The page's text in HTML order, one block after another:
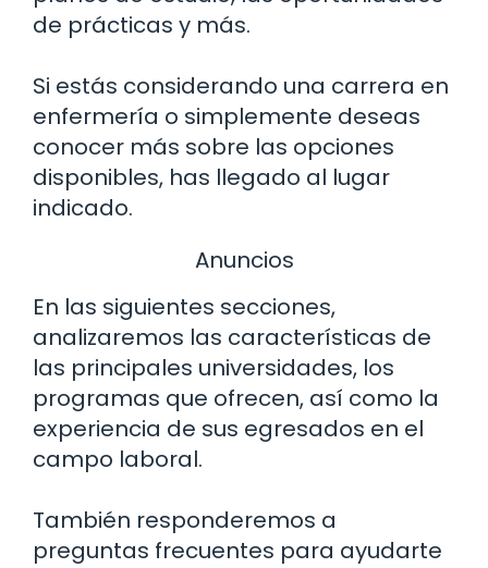
de prácticas y más.
Si estás considerando una carrera en
enfermería o simplemente deseas
conocer más sobre las opciones
disponibles, has llegado al lugar
indicado.
Anuncios
En las siguientes secciones,
analizaremos las características de
las principales universidades, los
programas que ofrecen, así como la
experiencia de sus egresados en el
campo laboral.
También responderemos a
preguntas frecuentes para ayudarte